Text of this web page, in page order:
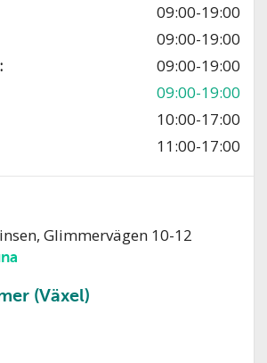
09:00-19:00
09:00-19:00
09:00-19:00
09:00-19:00
10:00-17:00
11:00-17:00
Glimmervägen 10-12
(Växel)